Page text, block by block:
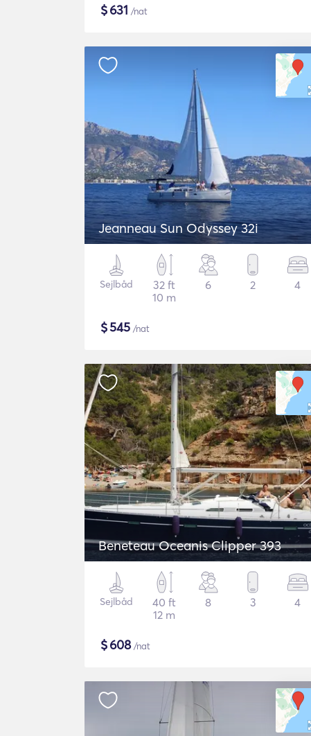
$631 /nat
Jeanneau Sun Odyssey 32i
Sejlbåd
32 ft
10 m
6 2 4
$545 /nat
Beneteau Oceanis Clipper 393
Sejlbåd
40 ft
12 m
8 3 4
$608/nat